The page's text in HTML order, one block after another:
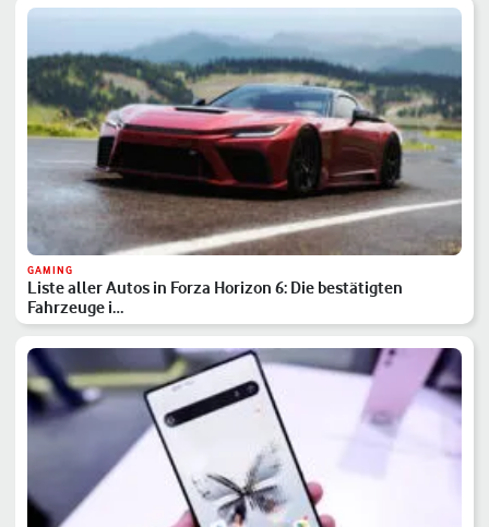
GAMING
Liste aller Autos in Forza Horizon 6: Die bestätigten
Fahrzeuge i…